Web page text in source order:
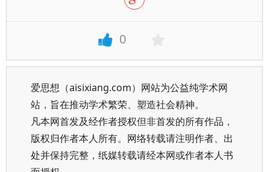
0
爱思想（aisixiang.com）网站为公益纯学术网
站，旨在推动学术繁荣、塑造社会精神。
凡本网首发及经作者授权但非首发的所有作品，
版权归作者本人所有。网络转载请注明作者、出
处并保持完整，纸媒转载请经本网或作者本人书